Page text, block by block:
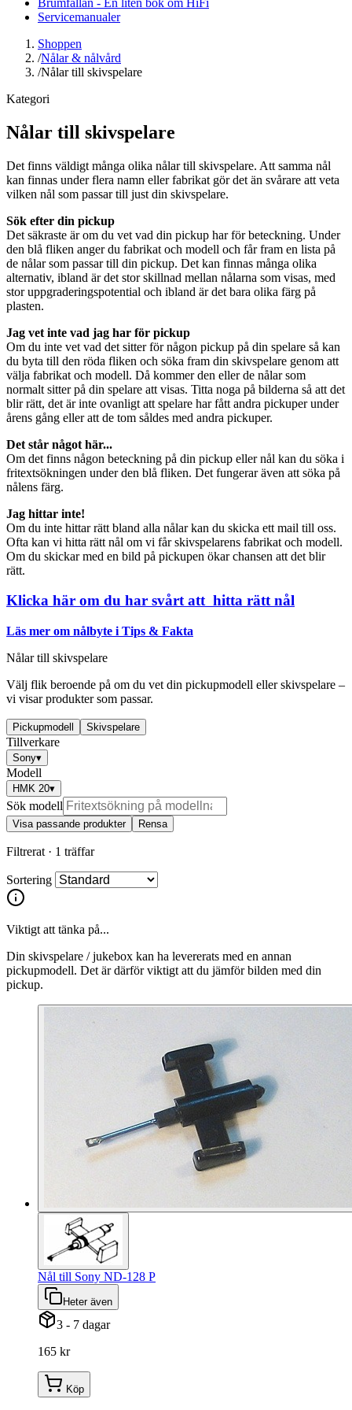
Servicemanualer
Shoppen
/Nålar & nålvård
/Nålar till skivspelare
Kategori
Nålar till skivspelare
Det finns väldigt många olika nålar till skivspelare. Att samma nål
kan finnas under flera namn eller fabrikat gör det än svårare att veta
vilken nål som passar till just din skivspelare.
Sök efter din pickup
Det säkraste är om du vet vad din pickup har för beteckning. Under
den blå fliken anger du fabrikat och modell och får fram en lista på
de nålar som passar till din pickup. Det kan finnas många olika
alternativ, ibland är det stor skillnad mellan nålarna som visas, med
stor uppgraderingspotential och ibland är det bara olika färg på
plasten.
Jag vet inte vad jag har för pickup
Om du inte vet vad det sitter för någon pickup på din spelare så kan
du byta till den röda fliken och söka fram din skivspelare genom att
välja fabrikat och modell. Då kommer den eller de nålar som
normalt sitter på din spelare att visas. Titta noga på bilderna så att det
blir rätt, det är inte ovanligt att spelare har fått andra pickuper under
årens gång eller att de tom såldes med andra pickuper.
Det står något här...
Om det finns någon beteckning på din pickup eller nål kan du söka i
fritextsökningen under den blå fliken. Det fungerar även att söka på
nålens färg.
Jag hittar inte!
Om du inte hittar rätt bland alla nålar kan du skicka ett mail till oss.
Ofta kan vi hitta rätt nål om vi får skivspelarens fabrikat och modell.
Om du skickar med en bild på pickupen ökar chansen att det blir
rätt.
Klicka här om du har svårt att hitta rätt nål
Läs mer om nålbyte i Tips & Fakta
Nålar till skivspelare
Välj flik beroende på om du vet din pickupmodell eller skivspelare –
vi visar produkter som passar.
Pickupmodell Skivspelare
Tillverkare
Sony▾
Modell
HMK 20▾
Sök modell
Visa passande produkter Rensa
Filtrerat · 1 träffar
Sortering
Viktigt att tänka på...
Din skivspelare / jukebox kan ha levererats med en annan
pickupmodell. Det är därför viktigt att du jämför bilden med din
pickup.
Nål till Sony ND-128 P
Heter även
3 - 7 dagar
165 kr
Köp